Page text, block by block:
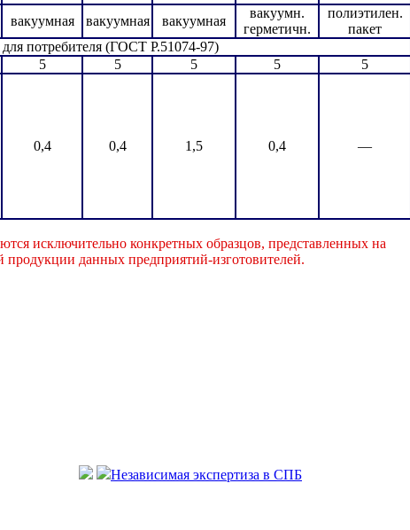
вакуумная вакуумная вакуумная
вакуумн.
герметичн.
полиэтилен.
пакет
потребителя (ГОСТ Р.51074-97)
5 5 5 5
5
0,4 0,4 1,5 0,4 —
исключительно конкретных образцов, представленных на
продукции данных предприятий-изготовителей.
Независимая экспертиза в СПБ